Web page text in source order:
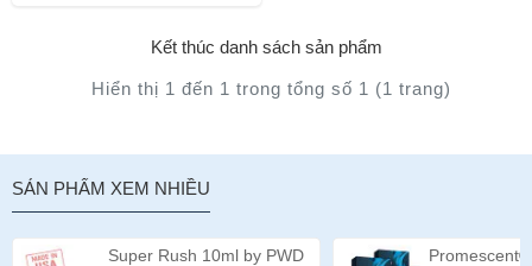
Kết thúc danh sách sản phẩm
Hiển thị 1 đến 1 trong tổng số 1 (1 trang)
SẢN PHẨM XEM NHIỀU
Super Rush 10ml by PWD